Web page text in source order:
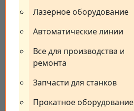
Лазерное оборудование
Автоматические линии
Все для производства и
ремонта
Запчасти для станков
Прокатное оборудование